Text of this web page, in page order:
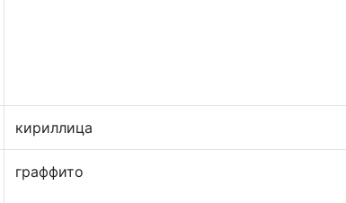
кириллица
граффито